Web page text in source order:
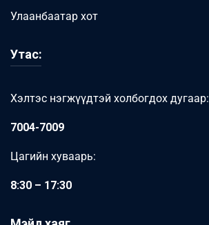
Улаанбаатар хот
Утас:
Хэлтэс нэгжүүдтэй холбогдох дугаар:
7004-7009
Цагийн хуваарь:
8:30 – 17:30